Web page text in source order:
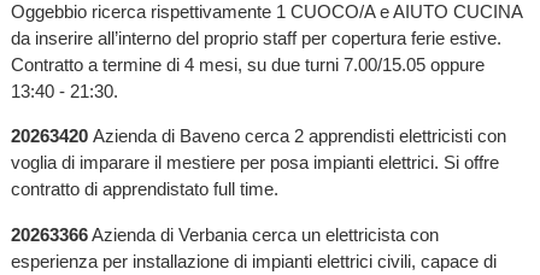
Oggebbio ricerca rispettivamente 1 CUOCO/A e AIUTO CUCINA
da inserire all’interno del proprio staff per copertura ferie estive.
Contratto a termine di 4 mesi, su due turni 7.00/15.05 oppure
13:40 - 21:30.
20263420 Azienda di Baveno cerca 2 apprendisti elettricisti con
voglia di imparare il mestiere per posa impianti elettrici. Si offre
contratto di apprendistato full time.
20263366Azienda di Verbania cerca un elettricista con
esperienza per installazione di impianti elettrici civili, capace di